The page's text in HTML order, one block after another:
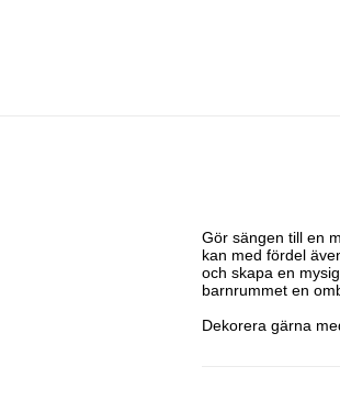
Gör sängen till en
kan med fördel
och skapa en
barnrummet en
Dekorera gärna